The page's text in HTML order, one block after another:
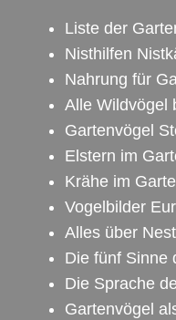
Liste der
Nisthilfen
Nahrung für
Alle Wildvögel
Gartenvögel
Elstern im
Krähe im
Vogelbilder
Alles über
Die fünf Sinne
Die Sprache
Gartenvögel